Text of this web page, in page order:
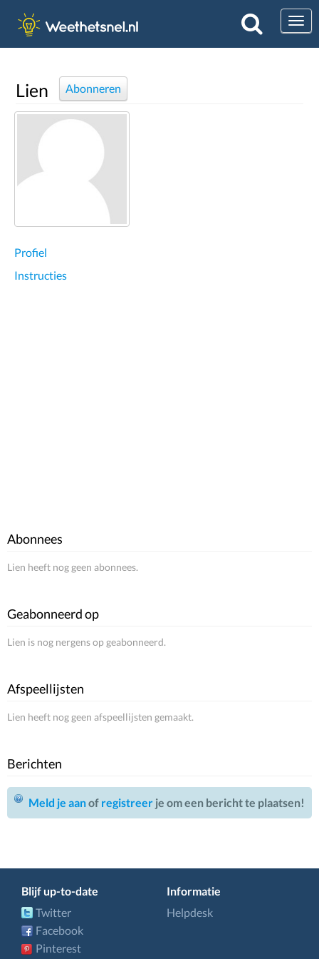
Lien Abonneren
Profiel
Instructies
Abonnees
Lien heeft nog geen abonnees.
Geabonneerd op
Lien is nog nergens op geabonneerd.
Afspeellijsten
Lien heeft nog geen afspeellijsten gemaakt.
Berichten
Meld je aanof registreer je om een bericht te plaatsen!
Blijf up-to-date
Twitter
Facebook
Pinterest
Informatie
Helpdesk